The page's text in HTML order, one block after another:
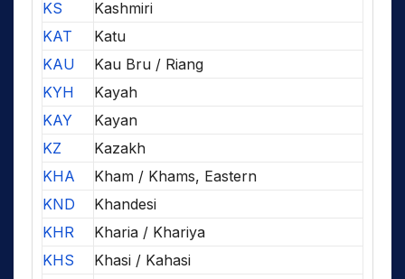
KS
Kashmiri
KAT
Katu
KAU
Kau Bru / Riang
KYH
Kayah
KAY
Kayan
KZ
Kazakh
KHA
Kham / Khams, Eastern
KND
Khandesi
KHR
Kharia / Khariya
KHS
Khasi / Kahasi